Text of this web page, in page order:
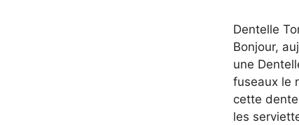
Dentelle
Bonjour,
une
fuseaux le
cette
les